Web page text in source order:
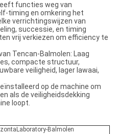
functies weg van
timing en omkering het
verrichtingswijzen van
successie, en timing
vrij verkiezen om efficiency te
Tencan-Balmolen: Laag
compacte structuur,
veiligheid, lager lawaai,
op de machine om
als de veiligheidsdekking
loopt.
Balmolen